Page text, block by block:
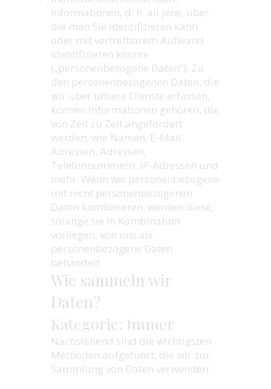
Informationen, d. h. all jene, über
die man Sie identifizieren kann
oder mit vertretbarem Aufwand
identifizieren könnte
(„personenbezogene Daten“). Zu
den personenbezogenen Daten, die
wir über unsere Dienste erfassen,
können Informationen gehören, die
von Zeit zu Zeit angefordert
werden, wie Namen, E-Mail-
Adressen, Adressen,
Telefonnummern, IP-Adressen und
mehr. Wenn wir personenbezogene
mit nicht personenbezogenen
Daten kombinieren, werden diese,
solange sie in Kombination
vorliegen, von uns als
personenbezogene Daten
behandelt.
Wie sammeln wir
Daten?
Kategorie: Immer
Nachstehend sind die wichtigsten
Methoden aufgeführt, die wir zur
Sammlung von Daten verwenden: